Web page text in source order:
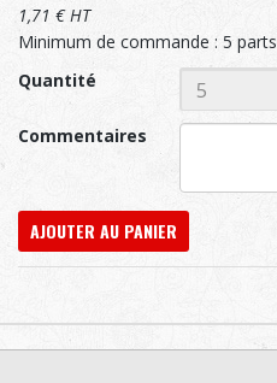
1,71 € HT
Minimum de commande : 5 parts
Quantité
Commentaires
AJOUTER AU PANIER